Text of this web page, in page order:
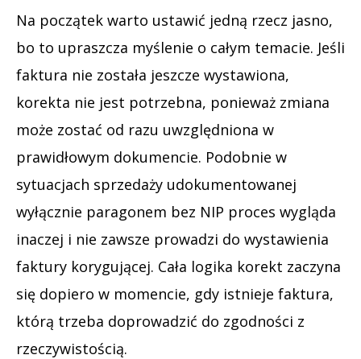
Na początek warto ustawić jedną rzecz jasno,
bo to upraszcza myślenie o całym temacie. Jeśli
faktura nie została jeszcze wystawiona,
korekta nie jest potrzebna, ponieważ zmiana
może zostać od razu uwzględniona w
prawidłowym dokumencie. Podobnie w
sytuacjach sprzedaży udokumentowanej
wyłącznie paragonem bez NIP proces wygląda
inaczej i nie zawsze prowadzi do wystawienia
faktury korygującej. Cała logika korekt zaczyna
się dopiero w momencie, gdy istnieje faktura,
którą trzeba doprowadzić do zgodności z
rzeczywistością.